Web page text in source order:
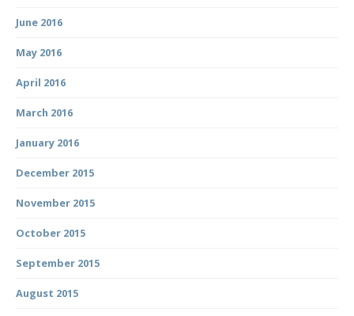
June 2016
May 2016
April 2016
March 2016
January 2016
December 2015
November 2015
October 2015
September 2015
August 2015